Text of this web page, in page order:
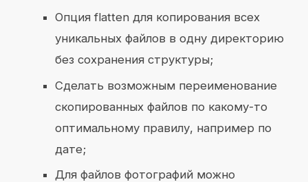
Опция flatten для копирования всех
уникальных файлов в одну директорию
без сохранения структуры;
Сделать возможным переименование
скопированных файлов по какому-то
оптимальному правилу, например по
дате;
Для файлов фотографий можно